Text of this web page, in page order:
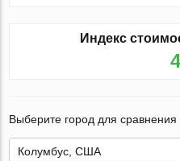
Индекс
Выберите город для сравнения